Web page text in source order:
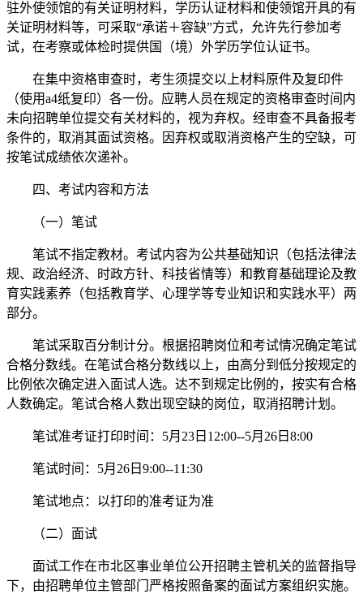
驻外使领馆的有关证明材料，学历认证材料和使领馆开具的有
关证明材料等，可采取“承诺＋容缺”方式，允许先行参加考
试，在考察或体检时提供国（境）外学历学位认证书。
在集中资格审查时，考生须提交以上材料原件及复印件
（使用a4纸复印）各一份。应聘人员在规定的资格审查时间内
未向招聘单位提交有关材料的，视为弃权。经审查不具备报考
条件的，取消其面试资格。因弃权或取消资格产生的空缺，可
按笔试成绩依次递补。
四、考试内容和方法
（一）笔试
笔试不指定教材。考试内容为公共基础知识（包括法律法
规、政治经济、时政方针、科技省情等）和教育基础理论及教
育实践素养（包括教育学、心理学等专业知识和实践水平）两
部分。
笔试采取百分制计分。根据招聘岗位和考试情况确定笔试
合格分数线。在笔试合格分数线以上，由高分到低分按规定的
比例依次确定进入面试人选。达不到规定比例的，按实有合格
人数确定。笔试合格人数出现空缺的岗位，取消招聘计划。
笔试准考证打印时间：5月23日12:00--5月26日8:00
笔试时间：5月26日9:00--11:30
笔试地点：以打印的准考证为准
（二）面试
面试工作在市北区事业单位公开招聘主管机关的监督指导
下，由招聘单位主管部门严格按照备案的面试方案组织实施。